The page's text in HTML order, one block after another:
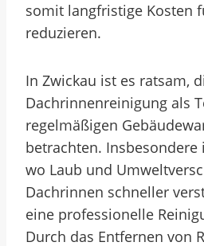
somit langfristige Kosten
reduzieren.
In Zwickau ist es ratsam,
Dachrinnenreinigung als
regelmäßigen
betrachten. Insbesondere
wo Laub und
Dachrinnen schneller
eine professionelle
Durch das Entfernen von